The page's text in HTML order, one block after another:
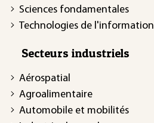
Sciences fondamentales
Technologies de l'information
Secteurs industriels
Aérospatial
Agroalimentaire
Automobile et mobilités